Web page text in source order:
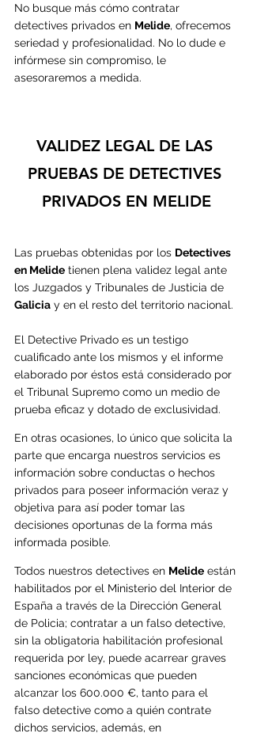
No busque más cómo contratar
detectives privados en Melide, ofrecemos
seriedad y profesionalidad. No lo dude e
infórmese sin compromiso, le
asesoraremos a medida.
VALIDEZ LEGAL DE LAS
PRUEBAS DE DETECTIVES
PRIVADOS EN MELIDE
Las pruebas obtenidas por los Detectives
en Melide tienen plena validez legal ante
los Juzgados y Tribunales de Justicia de
Galicia y en el resto del territorio nacional.
El Detective Privado es un testigo
cualificado ante los mismos y el informe
elaborado por éstos está considerado por
el Tribunal Supremo como un medio de
prueba eficaz y dotado de exclusividad.
En otras ocasiones, lo único que solicita la
parte que encarga nuestros servicios es
información sobre conductas o hechos
privados para poseer información veraz y
objetiva para así poder tomar las
decisiones oportunas de la forma más
informada posible.
Todos nuestros detectives en Melide están
habilitados por el Ministerio del Interior de
España a través de la Dirección General
de Policia; contratar a un falso detective,
sin la obligatoria habilitación profesional
requerida por ley, puede acarrear graves
sanciones económicas que pueden
alcanzar los 600.000 €, tanto para el
falso detective como a quién contrate
dichos servicios, además, en